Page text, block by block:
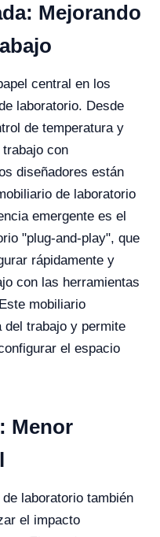
Mejorando
central en los
laboratorio. Desde
de temperatura y
con
diseñadores están
de laboratorio
emergente es el
"plug-and-play", que
rápidamente y
con las herramientas
mobiliario
del trabajo y permite
el espacio
Menor
laboratorio también
el impacto